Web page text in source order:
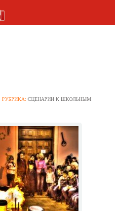
РУБРИКА:СЦЕНАРИИ К ШКОЛЬНЫМ